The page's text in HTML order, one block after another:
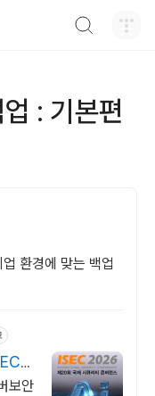
: 기본편
환경에 맞는 백업
보안